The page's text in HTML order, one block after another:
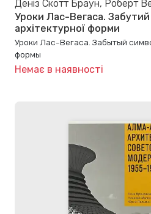
Деніз Скотт Браун, Роберт
Уроки Лас-Вегаса. Забутий
архітектурної форми
Уроки Лас-Вегаса. Забытый
формы
Немає в наявності